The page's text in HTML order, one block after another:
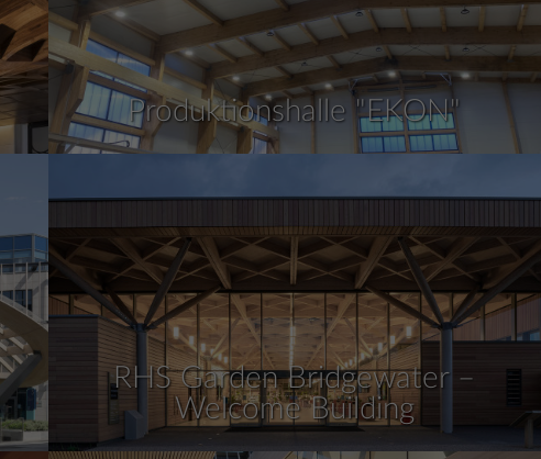
Produktionshalle "EKON"
RHS Garden Bridgewater –
Welcome Building